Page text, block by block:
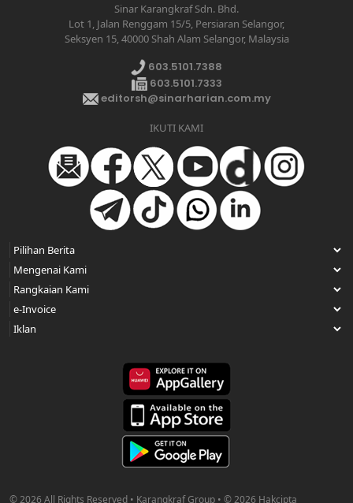
Sinar Karangkraf Sdn. Bhd.
Lot 1, Jalan Renggam 15/5, Persiaran Selangor,
Seksyen 15, 40000 Shah Alam Selangor, Malaysia
603.5101.7388
603.5101.7333
editorsh@sinarharian.com.my
IKUTI KAMI
© 2026 All Rights Reserved • Karangkraf Group • © 2026 Hakcipta